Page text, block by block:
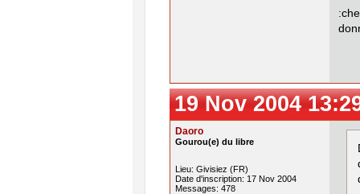
19 Nov 2004
Daoro
Gourou(e) du libre
Lieu: Givisiez (FR)
Date d'inscription: 17 Nov 2004
Messages: 478